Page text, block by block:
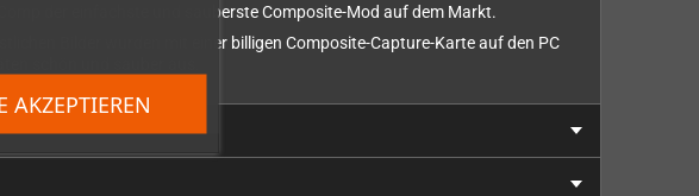
AKZEPTIEREN
der einfachste und sauberste Composite-Mod auf dem Markt.
Bilder wurden mit einer billigen Composite-Capture-Karte auf den PC
schön und sauber aus.